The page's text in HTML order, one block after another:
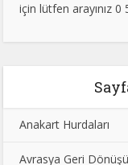
için lütfen arayınız
Anakart Hurdaları
Avrasya Geri